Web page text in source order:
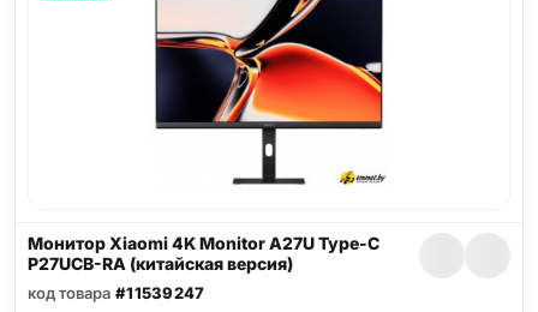
Монитор Xiaomi 4K Monitor A27U Type-C
P27UCB-RA (китайская версия)
код товара #11539247